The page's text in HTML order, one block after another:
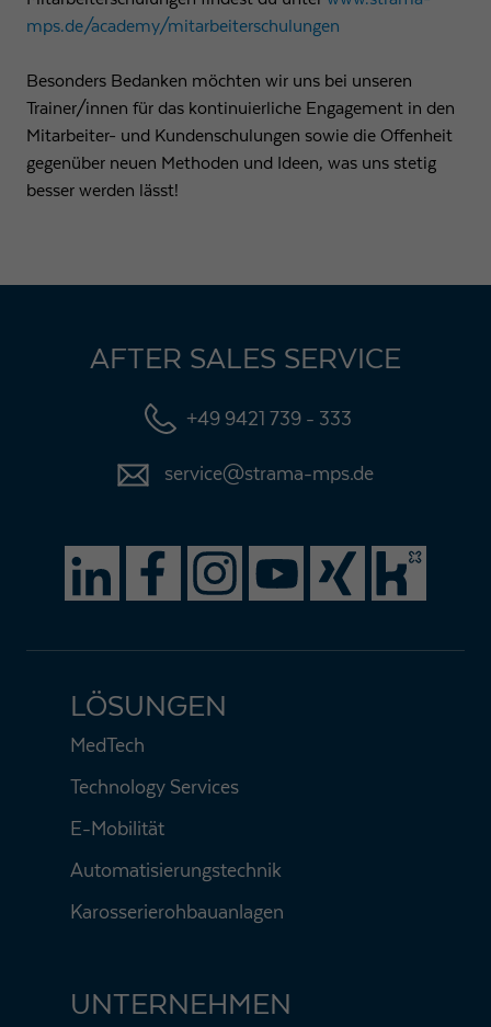
mps.de/academy/mitarbeiterschulungen
Besonders Bedanken möchten wir uns bei unseren
Trainer/innen für das kontinuierliche Engagement in den
Mitarbeiter- und Kundenschulungen sowie die Offenheit
gegenüber neuen Methoden und Ideen, was uns stetig
besser werden lässt!
AFTER SALES SERVICE
+49 9421 739 - 333
service@strama-mps.de
LÖSUNGEN
MedTech
Technology Services
E-Mobilität
Automatisierungstechnik
Karosserierohbauanlagen
UNTERNEHMEN